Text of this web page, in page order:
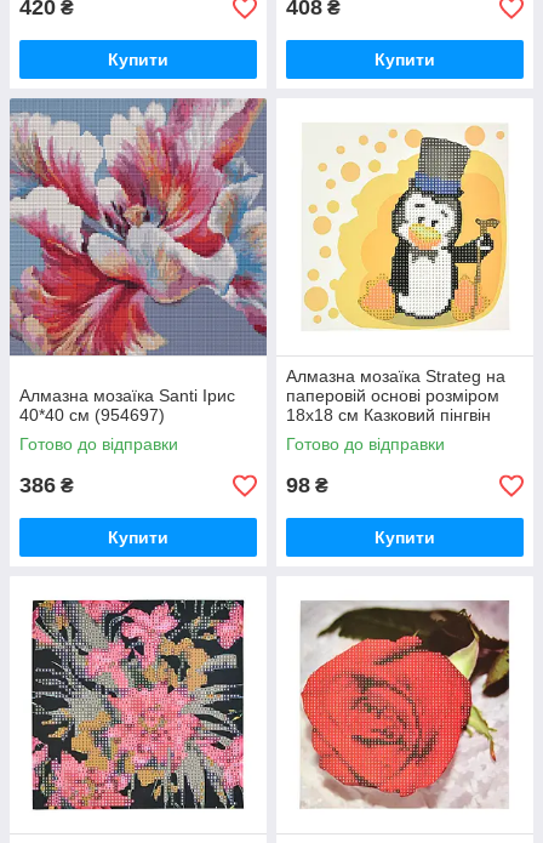
420 ₴
Купити
408 ₴
Купити
Алмазна мозаїка Santi Ірис
40*40 см (954697)
Готово до відправки
386 ₴
Купити
Алмазна мозаїка Strateg на
паперовій основі розміром
18х18 см Казковий пінгвін
(JUB14407)
Готово до відправки
98 ₴
Купити